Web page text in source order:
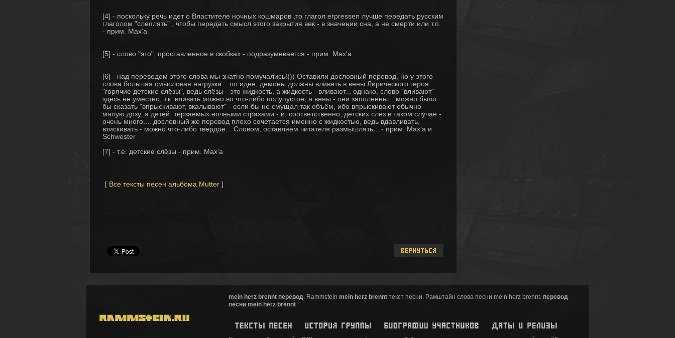
[4] - поскольку речь идет о Властителе ночных кошмаров ,то глагол erpressen лучше передать русским
глаголом "слеплять" , чтобы передать смысл этого закрытия век - в значении сна, а не смерти или т.п.
- прим. Max'a
[5] - слово "это", проставленное в скобках - подразумевается - прим. Max'a
[6] - над переводом этого слова мы знатно помучались!))) Оставили дословный перевод, но у этого
слова большая смысловая нагрузка... по идее, демоны должны вливать в вены Лирического героя
"горячие детские слёзы", ведь слёзы - это жидкость, а жидкость - вливают... однако, слово "вливают"
здесь не уместно, т.к. вливать можно во что-либо полупустое, а вены - они заполнены... можно было
бы сказать "впрыскивают, вкалывают" - если бы не смущал так объём, ибо впрыскивают обычно
малую дозу, а детей, терзаемых ночными страхами - и, соответственно, детских слез в таком случае -
очень много.... дословный же перевод плохо сочетается именно с жидкостью, ведь вдавливать,
втискивать - можно что-либо твердое... Словом, оставляем читателя размышлять... - прим. Max'a и
Schwester
[7] - т.е. детские слёзы - прим. Max'a
[ Все тексты песен альбома Mutter ]
mein herz brennt перевод. Rammstein mein herz brennt текст песни. Рамштайн слова песни mein herz brennt. перевод
песни mein herz brennt